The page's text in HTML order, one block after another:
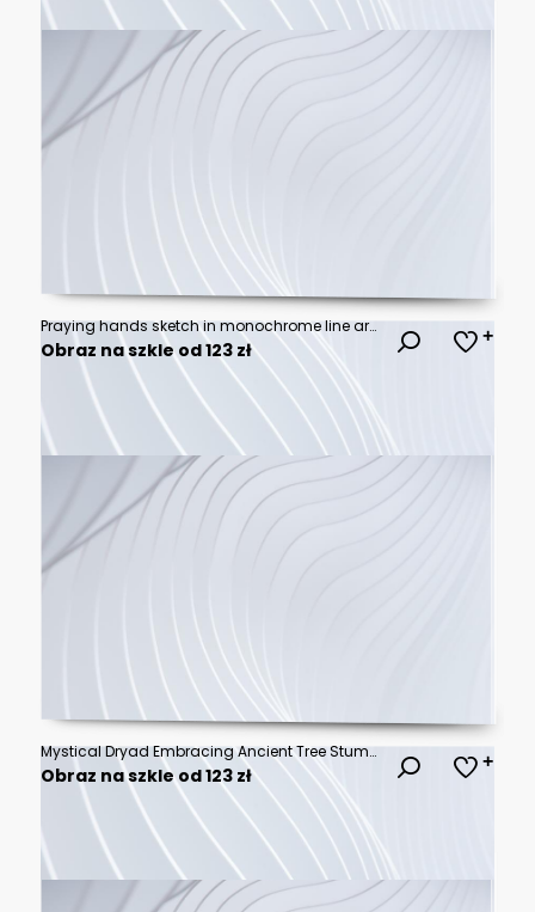
Praying hands sketch in monochrome line art, a reverent devotional depiction of spiritual devotion and contemplation
Obraz na szkle od 123 zł
Mystical Dryad Embracing Ancient Tree Stump in Black and White Illustration.
Obraz na szkle od 123 zł